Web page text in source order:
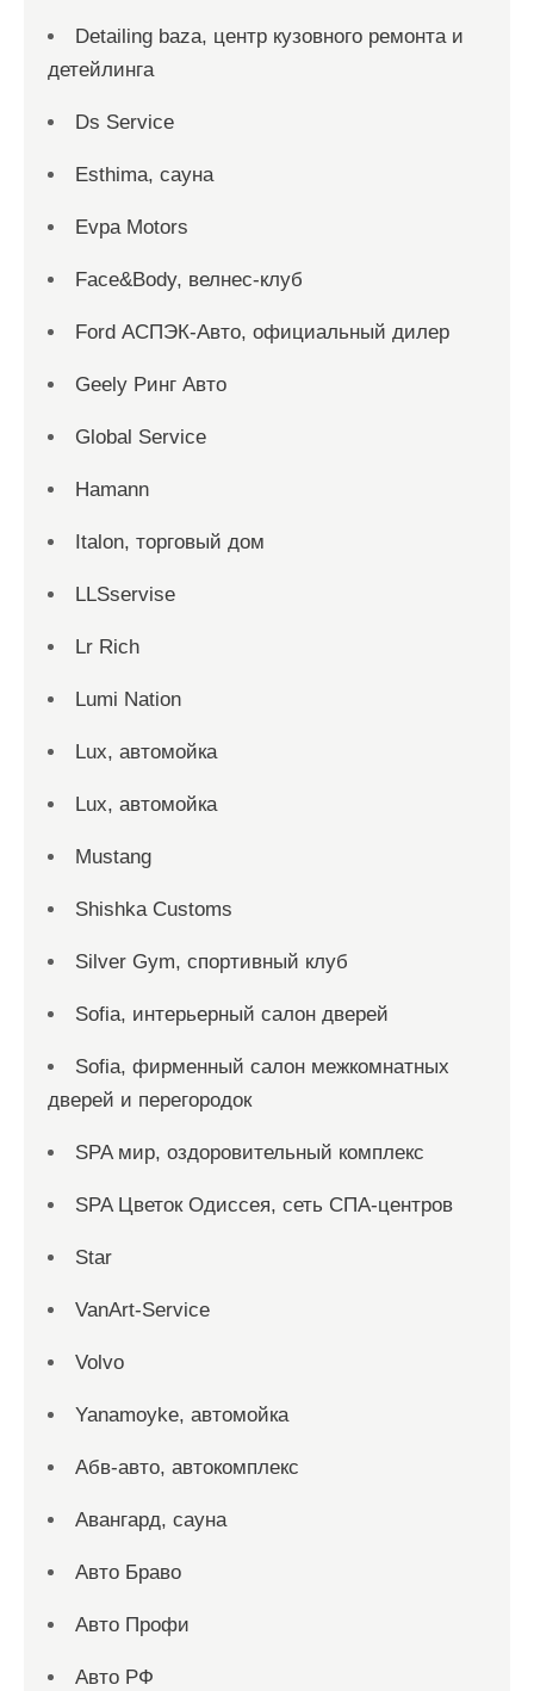
Detailing baza, центр кузовного ремонта и
детейлинга
Ds Service
Esthima, сауна
Evpa Motors
Face&Body, велнес-клуб
Ford АСПЭК-Авто, официальный дилер
Geely Ринг Авто
Global Service
Hamann
Italon, торговый дом
LLSservise
Lr Rich
Lumi Nation
Lux, автомойка
Lux, автомойка
Mustang
Shishka Customs
Silver Gym, спортивный клуб
Sofia, интерьерный салон дверей
Sofia, фирменный салон межкомнатных
дверей и перегородок
SPA мир, оздоровительный комплекс
SPA Цветок Одиссея, сеть СПА-центров
Star
VanArt-Service
Volvo
Yanamoyke, автомойка
Абв-авто, автокомплекс
Авангард, сауна
Авто Браво
Авто Профи
Авто РФ